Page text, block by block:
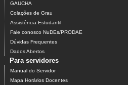
GAUCHA
Colações de Grau
Assistência Estudantil
Fale conosco NuDEs/PRODAE
Dúvidas Frequentes
Dados Abertos
Para servidores
Manual do Servidor
Mapa Horários Docentes